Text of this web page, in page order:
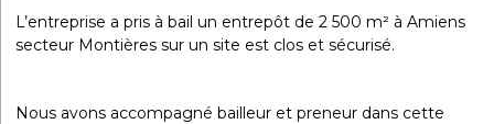
L’entreprise a pris à bail un entrepôt de 2 500 m² à Amiens
secteur Montières sur un site est clos et sécurisé.
Nous avons accompagné bailleur et preneur dans cette